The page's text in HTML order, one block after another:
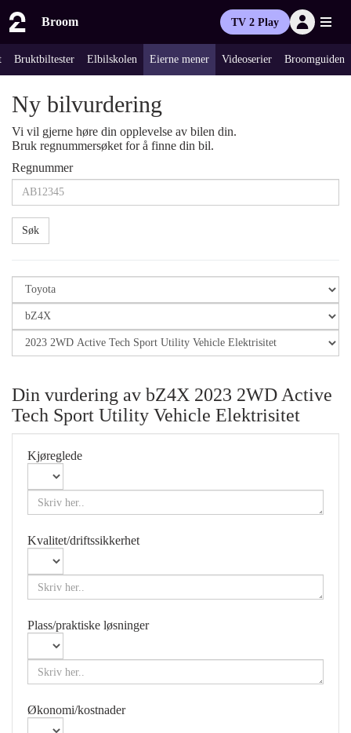
Broom TV 2 Play
Bruktbiltester Elbilskolen Eierne mener Videoserier Broomguiden
Ny bilvurdering
Vi vil gjerne høre din opplevelse av bilen din.
Bruk regnummersøket for å finne din bil.
Regnummer
Søk
Din vurdering av bZ4X 2023 2WD Active
Tech Sport Utility Vehicle Elektrisitet
Kjøreglede
Kvalitet/driftssikkerhet
Plass/praktiske løsninger
Økonomi/kostnader